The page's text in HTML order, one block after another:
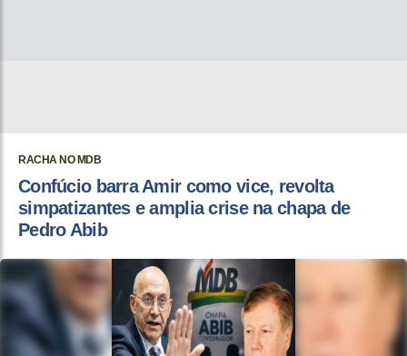
RACHA NO MDB
Confúcio barra Amir como vice, revolta
simpatizantes e amplia crise na chapa de
Pedro Abib